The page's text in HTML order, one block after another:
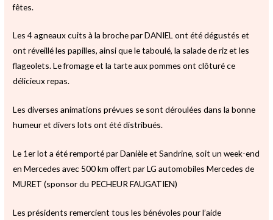
fêtes.
Les 4 agneaux cuits à la broche par DANIEL ont été dégustés et
ont réveillé les papilles, ainsi que le taboulé, la salade de riz et les
flageolets. Le fromage et la tarte aux pommes ont clôturé ce
délicieux repas.
Les diverses animations prévues se sont déroulées dans la bonne
humeur et divers lots ont été distribués.
Le 1er lot a été remporté par Danièle et Sandrine, soit un week-end
en Mercedes avec 500 km offert par LG automobiles Mercedes de
MURET (sponsor du PECHEUR FAUGATIEN)
Les présidents remercient tous les bénévoles pour l’aide